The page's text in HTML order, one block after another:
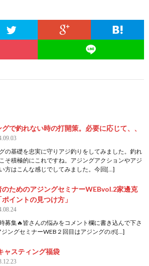
グで釣れない時の打開策。必要に応じて、、
の基礎を忠実に守りアジ釣りをしてみました。釣れ
そ積極的にこれですね。アジングアクションやアジ
方はこんな感じでしてみました。今回[…]
のためのアジングセミナーWEBvol.2家邊克
イントの見つけ方」
募集🔥皆さんの悩みをコメント欄に書き込んで下さ
ングセミナーWEB２回目はアジングのポ[…]
ャスティング福袋